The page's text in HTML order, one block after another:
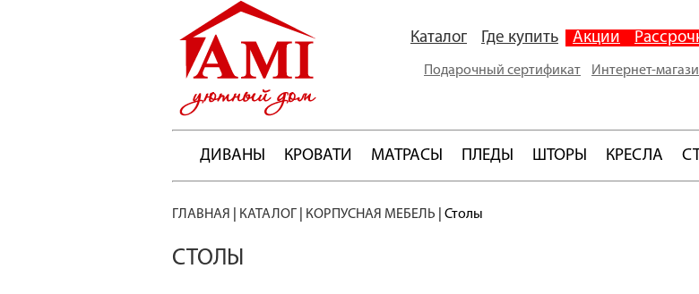
Каталог Где купить Акции
Подарочный сертификат Интернет-
ДИВАНЫ КРОВАТИ МАТРАСЫ ПЛЕДЫ ШТОРЫ КРЕСЛА
ГЛАВНАЯ КАТАЛОГ КОРПУСНАЯ МЕБЕЛЬ Столы
СТОЛЫ